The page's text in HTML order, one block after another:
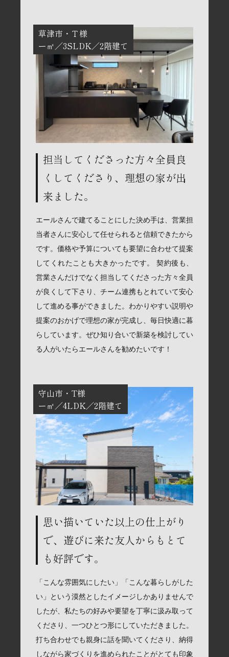
草津市
Ｔ様
ー㎡
3SLDK 2階建て
担当してくださった方々全員良
くしてくださり、理想の家が出
来ました。
エールさんで建てることにした決め手は、営業担
当者さんに安心して任せられると信頼できたから
です。価格や予算についても要望に合わせて提案
してくれたことも大きかったです。 契約後も、
営業さんだけでなく担当してくださった方々全員
が良くして下さり、チーム連携もとれていて安心
して進める事ができました。わかりやすい説明や
提案のおかげで理想の家が完成し、毎日快適に暮
らしています。ぜひ知り合いで新築を検討してい
る人がいたらエールさんを勧めたいです！
守山市
T様
ー㎡
4LDK 2階建て
思い描いていた以上の仕上がり
で、遊びに来た友人からもとて
も好評です。
「こんな雰囲気にしたい」「こんな暮らしがした
い」という漠然としたイメージしかありませんで
したが、私たちの好みや要望を丁寧に汲み取って
くださり、一つひとつ形にしていただきました。
打ち合わせでも親身に話を聞いてくださり、納得
しながら家づくりを進められたことがとても印象